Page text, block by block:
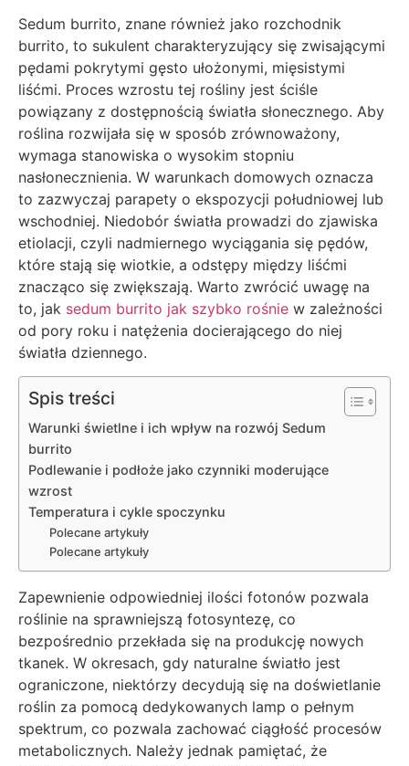
Sedum burrito, znane również jako rozchodnik
burrito, to sukulent charakteryzujący się zwisającymi
pędami pokrytymi gęsto ułożonymi, mięsistymi
liśćmi. Proces wzrostu tej rośliny jest ściśle
powiązany z dostępnością światła słonecznego. Aby
roślina rozwijała się w sposób zrównoważony,
wymaga stanowiska o wysokim stopniu
nasłonecznienia. W warunkach domowych oznacza
to zazwyczaj parapety o ekspozycji południowej lub
wschodniej. Niedobór światła prowadzi do zjawiska
etiolacji, czyli nadmiernego wyciągania się pędów,
które stają się wiotkie, a odstępy między liśćmi
znacząco się zwiększają. Warto zwrócić uwagę na
to, jak sedum burrito jak szybko rośnie w zależności
od pory roku i natężenia docierającego do niej
światła dziennego.
Spis treści
Warunki świetlne i ich wpływ na rozwój Sedum
burrito
Podlewanie i podłoże jako czynniki moderujące
wzrost
Temperatura i cykle spoczynku
Polecane artykuły
Polecane artykuły
Zapewnienie odpowiedniej ilości fotonów pozwala
roślinie na sprawniejszą fotosyntezę, co
bezpośrednio przekłada się na produkcję nowych
tkanek. W okresach, gdy naturalne światło jest
ograniczone, niektórzy decydują się na doświetlanie
roślin za pomocą dedykowanych lamp o pełnym
spektrum, co pozwala zachować ciągłość procesów
metabolicznych. Należy jednak pamiętać, że